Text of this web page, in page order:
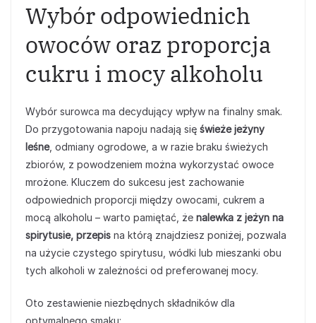
Wybór odpowiednich
owoców oraz proporcja
cukru i mocy alkoholu
Wybór surowca ma decydujący wpływ na finalny smak.
Do przygotowania napoju nadają się świeże jeżyny
leśne, odmiany ogrodowe, a w razie braku świeżych
zbiorów, z powodzeniem można wykorzystać owoce
mrożone. Kluczem do sukcesu jest zachowanie
odpowiednich proporcji między owocami, cukrem a
mocą alkoholu – warto pamiętać, że nalewka z jeżyn na
spirytusie, przepis na którą znajdziesz poniżej, pozwala
na użycie czystego spirytusu, wódki lub mieszanki obu
tych alkoholi w zależności od preferowanej mocy.
Oto zestawienie niezbędnych składników dla
optymalnego smaku: